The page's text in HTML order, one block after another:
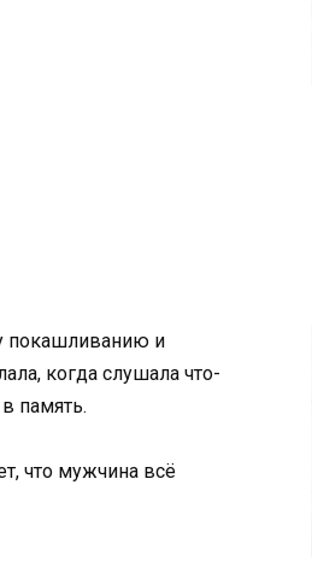
покашливанию и
когда слушала что-
память.
что мужчина всё